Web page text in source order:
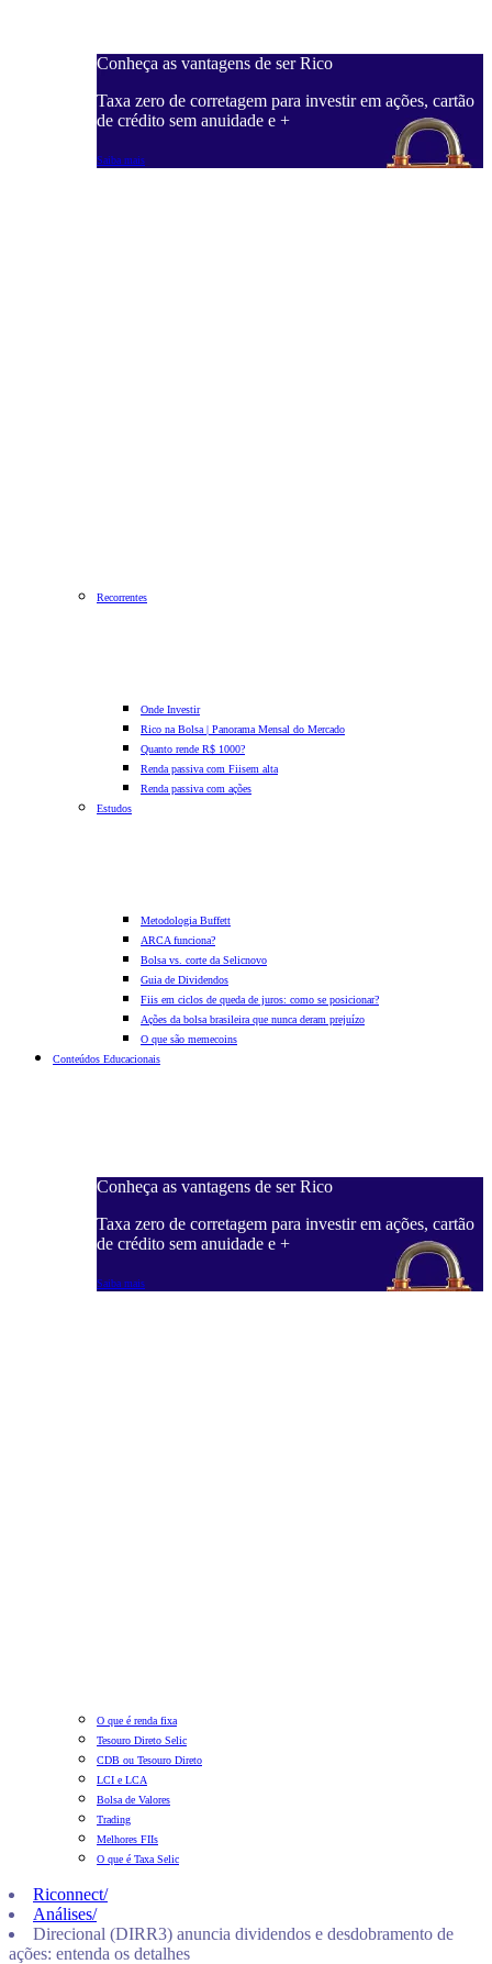
Conheça as vantagens de ser Rico
Taxa zero de corretagem para investir em ações, cartão
de crédito sem anuidade e +
Saiba mais
Recorrentes
Onde Investir
Rico na Bolsa | Panorama Mensal do Mercado
Quanto rende R$ 1000?
Renda passiva com Fiisem alta
Renda passiva com ações
Estudos
Metodologia Buffett
ARCA funciona?
Bolsa vs. corte da Selicnovo
Guia de Dividendos
Fiis em ciclos de queda de juros: como se posicionar?
Ações da bolsa brasileira que nunca deram prejuízo
O que são memecoins
Conteúdos Educacionais
Conheça as vantagens de ser Rico
Taxa zero de corretagem para investir em ações, cartão
de crédito sem anuidade e +
Saiba mais
O que é renda fixa
Tesouro Direto Selic
CDB ou Tesouro Direto
LCI e LCA
Bolsa de Valores
Trading
Melhores FIIs
O que é Taxa Selic
Riconnect/
Análises/
Direcional (DIRR3) anuncia dividendos e desdobramento de
ações: entenda os detalhes